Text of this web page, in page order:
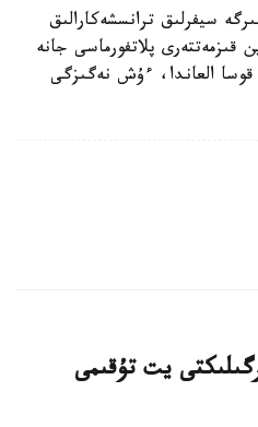
سيفرلىق ترانسشەكارالىق
قىزمەتتەرى پلاتفورماسى جانە
قوسا العاندا، ءۇش نەگىزگى
يت تۇقىمى